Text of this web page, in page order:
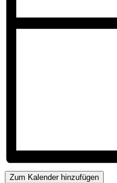
Zum Kalender hinzufügen